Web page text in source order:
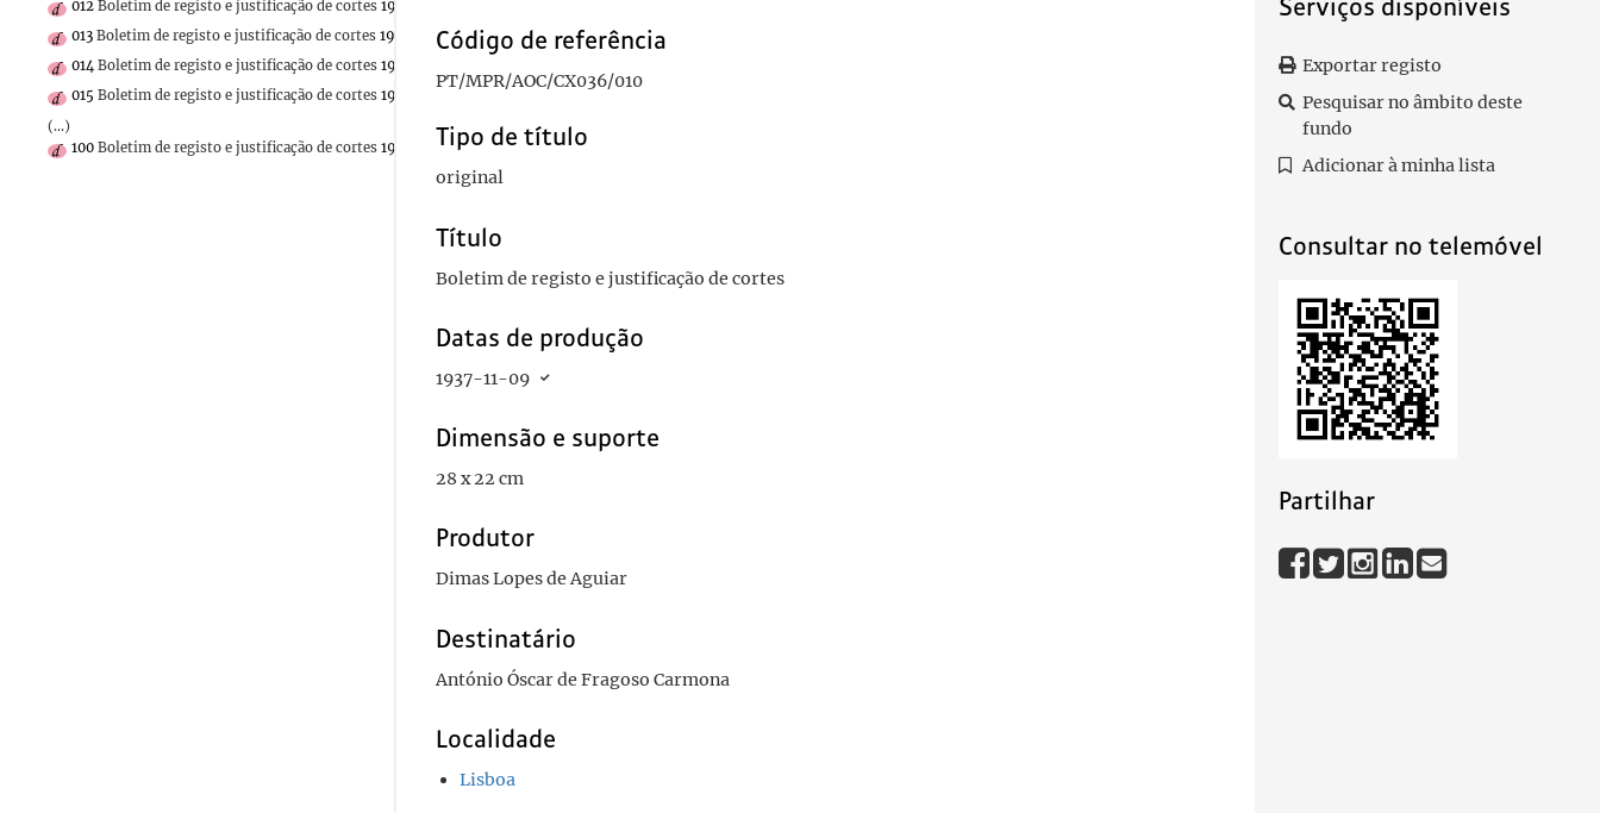
012 Boletim de registo e justificação de cortes 1937-11-06
013 Boletim de registo e justificação de cortes 1937-11-05
014 Boletim de registo e justificação de cortes 1937-11-04
015 Boletim de registo e justificação de cortes 1937-11-03
(...)
100 Boletim de registo e justificação de cortes 1936-04-15
Serviços disponíveis
Exportar registo
Pesquisar no âmbito deste
fundo
Adicionar à minha lista
Consultar no telemóvel
Partilhar
Código de referência
PT/MPR/AOC/CX036/010
Tipo de título
original
Título
Boletim de registo e justificação de cortes
Datas de produção
1937-11-09
Dimensão e suporte
28 x 22 cm
Produtor
Dimas Lopes de Aguiar
Destinatário
António Óscar de Fragoso Carmona
Localidade
Lisboa